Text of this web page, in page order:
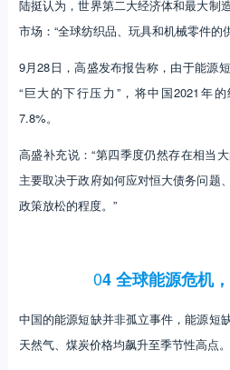
陆挺认为，世界第二大经济体和最大制
市场：“全球纺织品、玩具和机械零件的
9月28日，高盛发布报告称，由于能源
“巨大的下行压力”，将中国2021年
7.8%。
高盛补充说：“第四季度仍然存在相当
主要取决于政府如何应对恒大债务问题
政策放松的程度。”
04 全球能源危机
中国的能源短缺并非孤立事件，能源短
天然气、煤炭价格均飙升至季节性高点。